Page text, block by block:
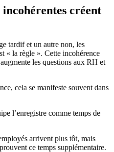
créent
tardif et un autre non, les
« la règle ». Cette incohérence
les questions aux RH et
cela se manifeste souvent dans
l’enregistre comme temps de
arrivent plus tôt, mais
ce temps supplémentaire.